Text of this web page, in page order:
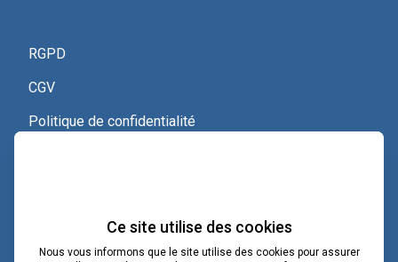
RGPD
CGV
Politique de confidentialité
Voir le certificat QualiopiCe site utilise des cookies
Nous vous informons que le site utilise des cookies pour assurer